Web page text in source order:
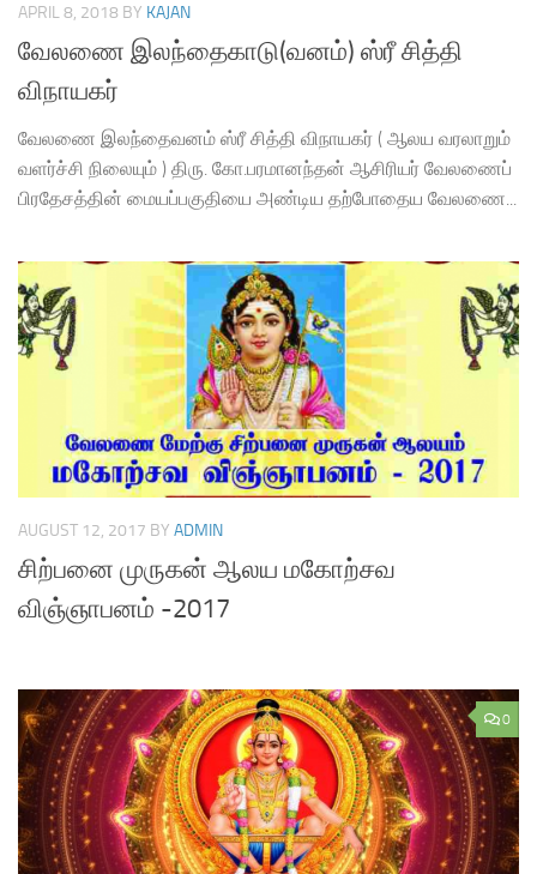
APRIL 8, 2018 BY KAJAN
வேலணை இலந்தைகாடு(வனம்) ஸ்ரீ சித்தி
விநாயகர்
வேலணை இலந்தைவனம் ஸ்ரீ சித்தி விநாயகர் ( ஆலய வரலாறும்
வளர்ச்சி நிலையும் ) திரு. கோ.பரமானந்தன் ஆசிரியர் வேலணைப்
பிரதேசத்தின் மையப்பகுதியை அண்டிய தற்போதைய வேலணை...
AUGUST 12, 2017 BY ADMIN
சிற்பனை முருகன் ஆலய மகோற்சவ
விஞ்ஞாபனம் -2017
0